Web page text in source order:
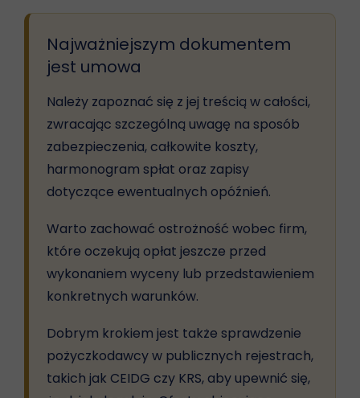
Najważniejszym dokumentem
jest umowa
Należy zapoznać się z jej treścią w całości,
zwracając szczególną uwagę na sposób
zabezpieczenia, całkowite koszty,
harmonogram spłat oraz zapisy
dotyczące ewentualnych opóźnień.
Warto zachować ostrożność wobec firm,
które oczekują opłat jeszcze przed
wykonaniem wyceny lub przedstawieniem
konkretnych warunków.
Dobrym krokiem jest także sprawdzenie
pożyczkodawcy w publicznych rejestrach,
takich jak CEIDG czy KRS, aby upewnić się,